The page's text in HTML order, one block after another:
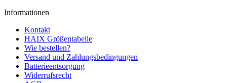
Informationen
Kontakt
HAIX Größentabelle
Wie bestellen?
Versand und Zahlungsbedingungen
Batterieentsorgung
Widerrufsrecht